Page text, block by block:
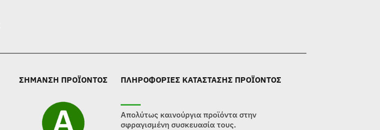
ΣΗΜΑΝΣΗ ΠΡΟΪΟΝΤΟΣ ΠΛΗΡΟΦΟΡΙΕΣ ΚΑΤΑΣΤΑΣΗΣ ΠΡΟΪΟΝΤΟΣ
Απολύτως καινούργια προϊόντα στην
σφραγισμένη συσκευασία τους.